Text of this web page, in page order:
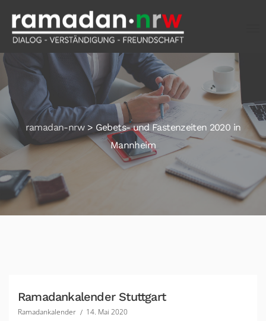
ramadan-nrw> Gebets- und Fastenzeiten 2020 in
Mannheim
Ramadankalender Stuttgart
Ramadankalender 14. Mai 2020